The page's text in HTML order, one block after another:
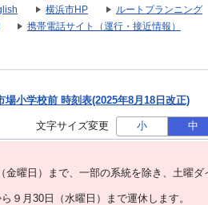
横浜市HP ルートプランニング
携帯電話サイト（運行・接近情報）
場小学校前 時刻表(2025年8月18日改正)
文字サイズ変更 小 中
曜日）まで、⼀部の系統を除き、⼟曜ダ
月30日（水曜日）まで運休します。